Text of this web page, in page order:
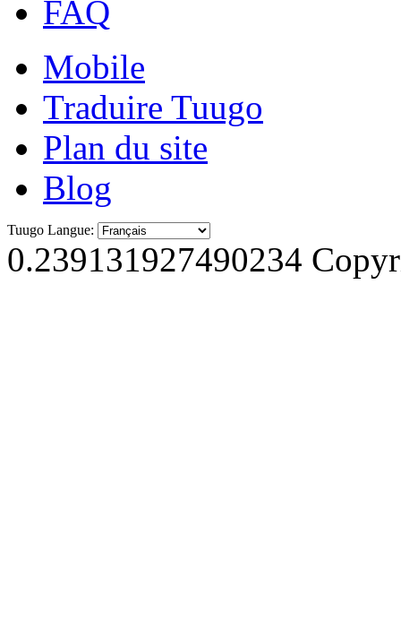
FAQ
Mobile
Traduire Tuugo
Plan du site
Blog
Tuugo Langue:
0.239131927490234